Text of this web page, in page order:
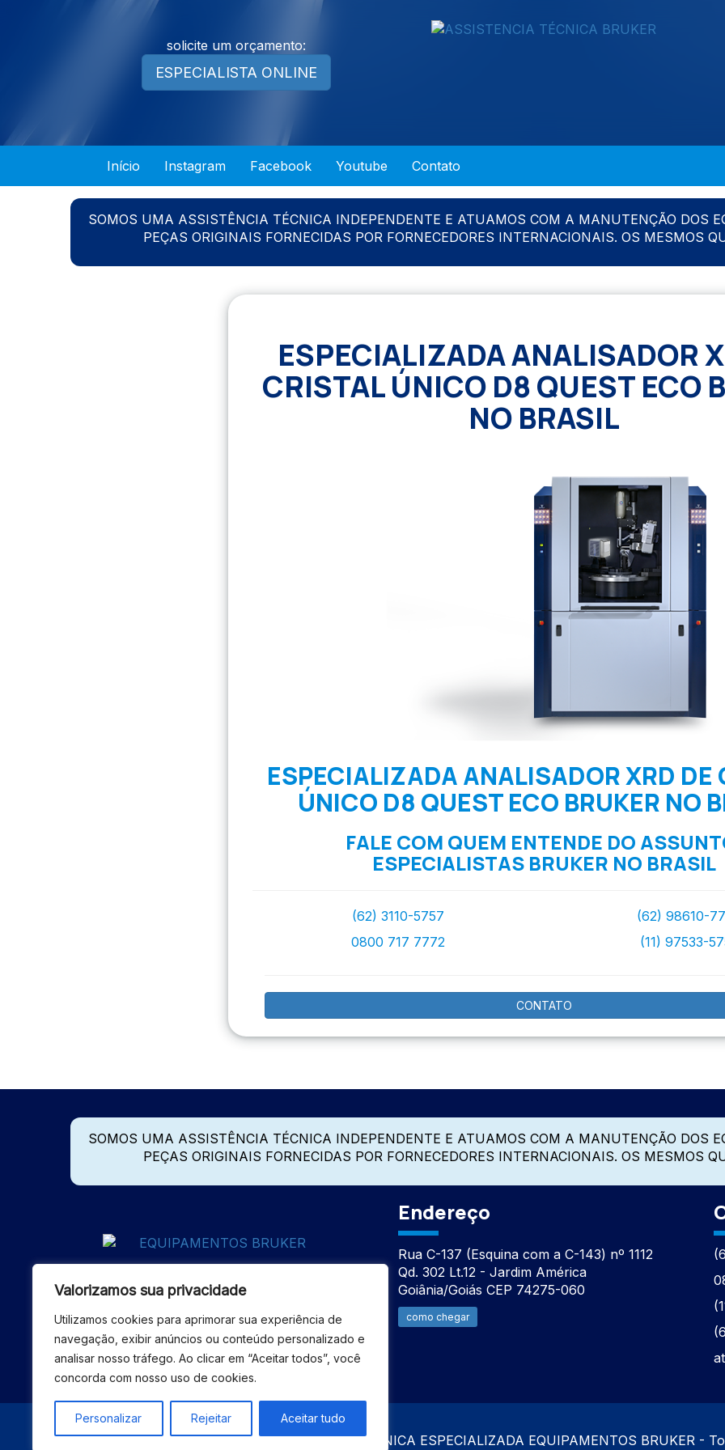
Valorizamos sua privacidade
Utilizamos cookies para aprimorar sua experiência de
navegação, exibir anúncios ou conteúdo personalizado e
analisar nosso tráfego. Ao clicar em “Aceitar todos”, você
concorda com nosso uso de cookies.
Personalizar Rejeitar Aceitar tudo
solicite um orçamento:
ESPECIALISTA ONLINE
Início Instagram Facebook Youtube Contato
SOMOS UMA ASSISTÊNCIA TÉCNICA INDEPENDENTE E ATUAMOS COM A MANUTENÇÃO DOS
PEÇAS ORIGINAIS FORNECIDAS POR FORNECEDORES INTERNACIONAIS. OS MESMOS
ESPECIALIZADA ANALISADOR
CRISTAL ÚNICO D8 QUEST ECO
NO BRASIL
ESPECIALIZADA ANALISADOR XRD DE
ÚNICO D8 QUEST ECO BRUKER NO
FALE COM QUEM ENTENDE DO
ESPECIALISTAS BRUKER NO BRASIL
(62) 3110-5757
0800 717 7772
(62) 98610-
(11) 97533-
CONTATO
SOMOS UMA ASSISTÊNCIA TÉCNICA INDEPENDENTE E ATUAMOS COM A MANUTENÇÃO DOS
PEÇAS ORIGINAIS FORNECIDAS POR FORNECEDORES INTERNACIONAIS. OS MESMOS
Endereço
Rua C-137 (Esquina com a C-143) nº 1112
Qd. 302 Lt.12 - Jardim América
Goiânia/Goiás CEP 74275-060
como chegar
© 2026 - ASSISTÊNCIA TÉCNICA ESPECIALIZADA EQUIPAMENTOS BRUKER -